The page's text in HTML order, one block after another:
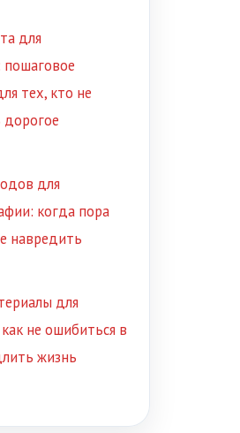
для
пошаговое
тех, кто не
дорогое
для
когда пора
навредить
для
не ошибиться в
жизнь